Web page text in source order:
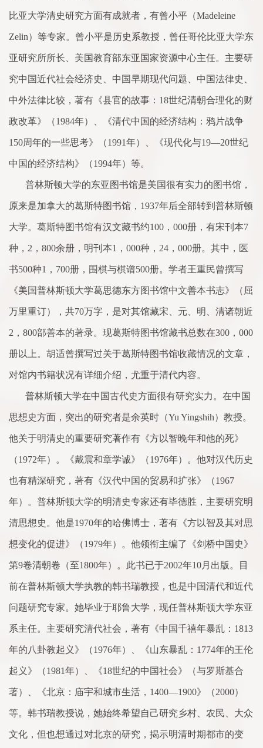
比亚大学清史研究方面有成就者，有曾小平（Madeleine
Zelin）等专家。曾小平是历史系教授，曾任哥伦比亚大学东
亚研究所所长、美国教育部东亚国 家资源中心主任。主要研
究中国近代社会经济史、中国早期现代问题、中国法律史、
中外法律比较，著有《县官的故事： 18世纪清朝合理化的财
政改革》（1984年）、《清代中国的经济结构：鸦片战争
150周年的一些思考》（1991年）、《现代化与19—20世纪
中国的经济结构》（1994年）等。
普林斯顿大学的东亚图书馆是美国很有实力的图书馆，
原来是加拿大的葛斯特图书馆， 1937年后全部转到普林斯顿
大学。葛斯特图书馆有汉文藏书约100 ， 000册，有宋刊本7
种， 2 ， 800余册，明刊本1 ， 000种， 24 ， 000册。其中，医
书500种1 ， 700册，围棋与棋谱500册。学者王重民曾撰写
《美国普林斯顿大学葛思德东方图书馆中文善本书志》（屈
万里重订），共70万字，是对其馆藏宋、元、明、清诸朝近
2 ， 800部善本的著录。现葛斯特图书馆藏书总数在300 ， 000
册以上。胡适曾撰写过关于葛斯特图书馆收藏情况的文章，
对馆内书籍状况有详细介绍，尤重于清代内容。
普林斯顿大学在中国古代史方面很有研究实力。在中国
思想史方面 ，突出的研究者是余英时（Yu Yingshih）教授。
他关于明清史的重要研究著作有《方以智晚年和他的死》
（1972年）。《戴震和章学诚》（1976年）。他对汉代历史
也有精深研究，著有《汉代中国的贸易和扩张》（1967
年）。普林斯顿大学的明清史专家还有毕德胜，主要研究明
清思想史。他是1970年的哈佛博士，著有《方以智及其对思
想变化的促进》（1979年）。他领衔主编了 《剑桥中国史》
第9卷清朝卷 （至1800年）。此书已于2002年10月出版。目
前在普林斯顿大学执教的韩书瑞教授，也是中国清代和近代
问题研究专家。她毕业于耶鲁大学，现任普林斯顿大学东亚
系主任。主要研究清代社会，著有《中国千禧年暴乱： 1813
年的八卦教起义》（1976年）、《山东暴乱： 1774年的王伦
起义》（1981年）、《18世纪的中国社会》（与罗斯基合
著）、《北京：庙宇和城市生活， 1400—1900》（2000）
等。 韩书瑞教授说，她始终希望自己研究乡村、农民、大众
文化，但也想通过对北京的研究，揭示明清时期都市的变